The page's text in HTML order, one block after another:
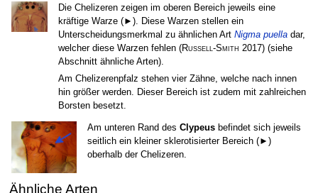
Die Chelizeren zeigen im oberen Bereich jeweils eine
kräftige Warze (►). Diese Warzen stellen ein
Unterscheidungsmerkmal zu ähnlichen ArtNigma puella dar,
welcher diese Warzen fehlen(Russell-Smith 2017) (siehe
Abschnitt ähnliche Arten).
Am Chelizerenpfalz stehen vier Zähne, welche nach innen
hin größer werden. Dieser Bereich ist zudem mit zahlreichen
Borsten besetzt.
Am unteren Rand desClypeus befindet sich jeweils
seitlich ein kleiner sklerotisierter Bereich (►)
oberhalb der Chelizeren.
Ähnliche Arten